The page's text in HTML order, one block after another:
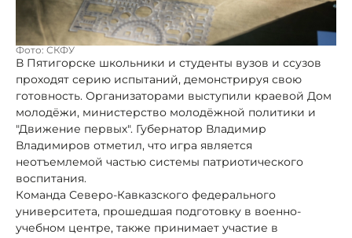
Фото: СКФУ
В Пятигорске школьники и студенты вузов и ссузов
проходят серию испытаний, демонстрируя свою
готовность. Организаторами выступили краевой Дом
молодёжи, министерство молодёжной политики и
"Движение первых". Губернатор Владимир
Владимиров отметил, что игра является
неотъемлемой частью системы патриотического
воспитания.
Команда Северо-Кавказского федерального
университета, прошедшая подготовку в военно-
учебном центре, также принимает участие в